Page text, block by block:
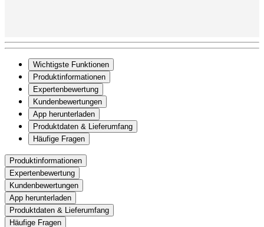
Wichtigste Funktionen
Produktinformationen
Expertenbewertung
Kundenbewertungen
App herunterladen
Produktdaten & Lieferumfang
Häufige Fragen
Produktinformationen
Expertenbewertung
Kundenbewertungen
App herunterladen
Produktdaten & Lieferumfang
Häufige Fragen